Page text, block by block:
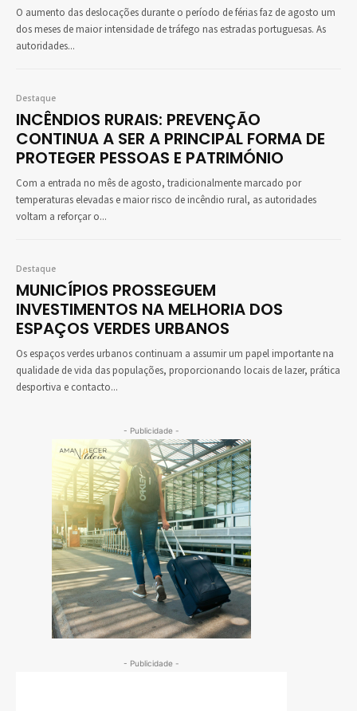
O aumento das deslocações durante o período de férias faz de agosto um
dos meses de maior intensidade de tráfego nas estradas portuguesas. As
autoridades...
Destaque
INCÊNDIOS RURAIS: PREVENÇÃO
CONTINUA A SER A PRINCIPAL FORMA DE
PROTEGER PESSOAS E PATRIMÓNIO
Com a entrada no mês de agosto, tradicionalmente marcado por
temperaturas elevadas e maior risco de incêndio rural, as autoridades
voltam a reforçar o...
Destaque
MUNICÍPIOS PROSSEGUEM
INVESTIMENTOS NA MELHORIA DOS
ESPAÇOS VERDES URBANOS
Os espaços verdes urbanos continuam a assumir um papel importante na
qualidade de vida das populações, proporcionando locais de lazer, prática
desportiva e contacto...
- Publicidade -
- Publicidade -